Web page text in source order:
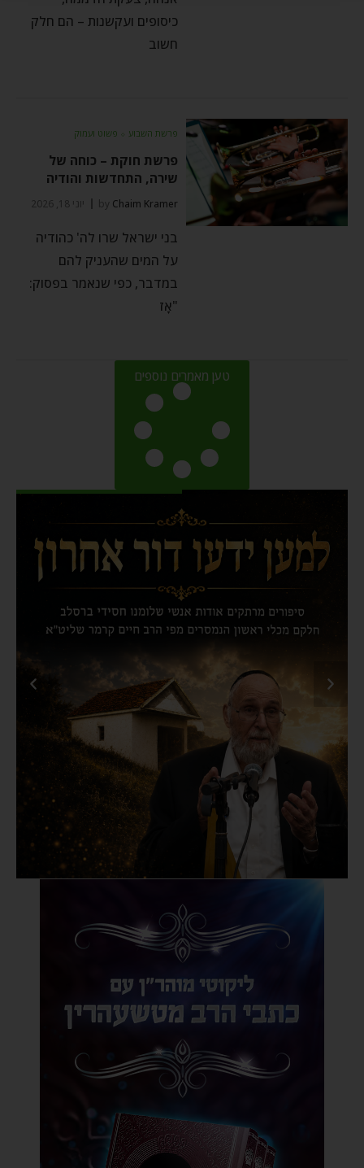
כיסופים ועקשנות – הם חלק
חשוב
פרשת השבוע ⬦ פשוט ועמוק
פרשת חוקת – כוחה של
שירה, התחדשות והודיה
by Chaim Kramer יוני 18, 2026
בני ישראל שרו לה' כהודיה
על המים שהעניק להם
במדבר, כפי שנאמר בפסוק:
"אָז
טען מאמרים נוספים